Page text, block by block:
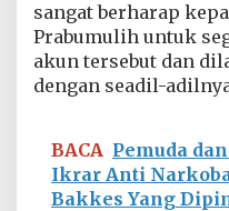
sangat berharap
Prabumulih untuk
akun tersebut dan
dengan seadil-
BACA Pemuda
Ikrar Anti
Bakkes Yang